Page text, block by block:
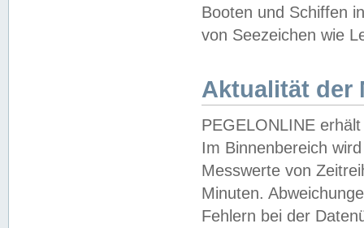
Booten und Schiffen
von Seezeichen wie
Aktualität der
PEGELONLINE
Im Binnenbereich
Messwerte von
Minuten.
Fehlern bei der